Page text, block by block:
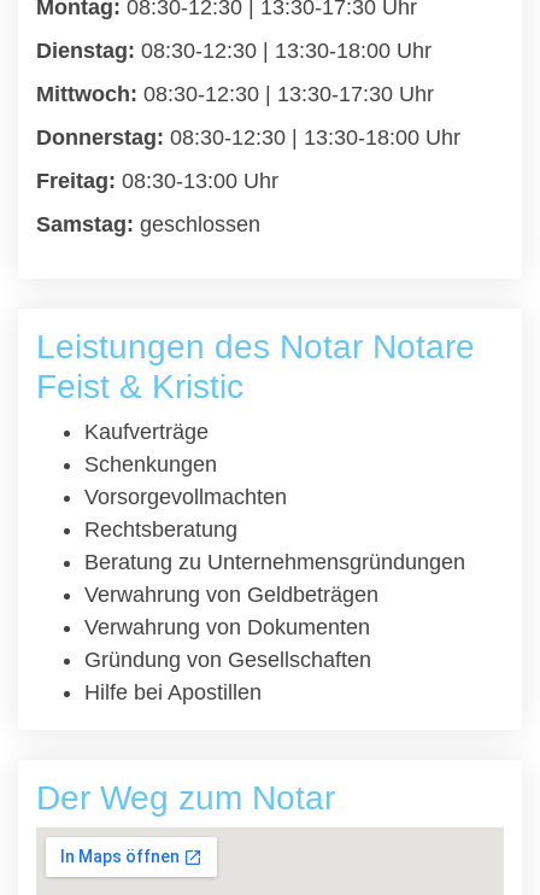
Montag: 08:30-12:30 | 13:30-17:30 Uhr
Dienstag: 08:30-12:30 | 13:30-18:00 Uhr
Mittwoch: 08:30-12:30 | 13:30-17:30 Uhr
Donnerstag: 08:30-12:30 | 13:30-18:00 Uhr
Freitag: 08:30-13:00 Uhr
Samstag: geschlossen
Leistungen des Notar Notare
Feist & Kristic
Kaufverträge
Schenkungen
Vorsorgevollmachten
Rechtsberatung
Beratung zu Unternehmensgründungen
Verwahrung von Geldbeträgen
Verwahrung von Dokumenten
Gründung von Gesellschaften
Hilfe bei Apostillen
Der Weg zum Notar